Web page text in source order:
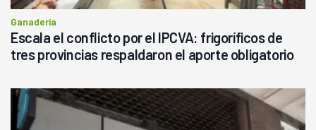
Ganadería
Escala el conflicto por el IPCVA: frigoríficos de
tres provincias respaldaron el aporte obligatorio